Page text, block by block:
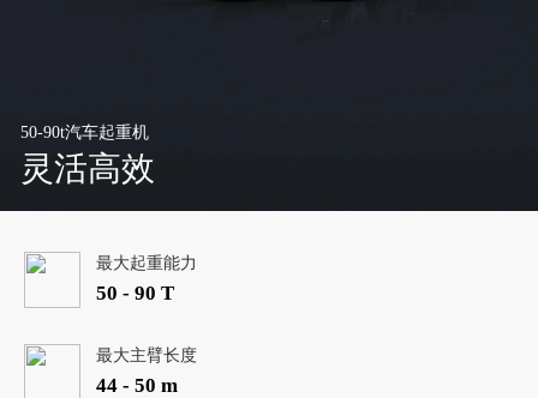
50-90t汽车起重机
灵活高效
最大起重能力
50 - 90 T
最大主臂长度
44 - 50 m